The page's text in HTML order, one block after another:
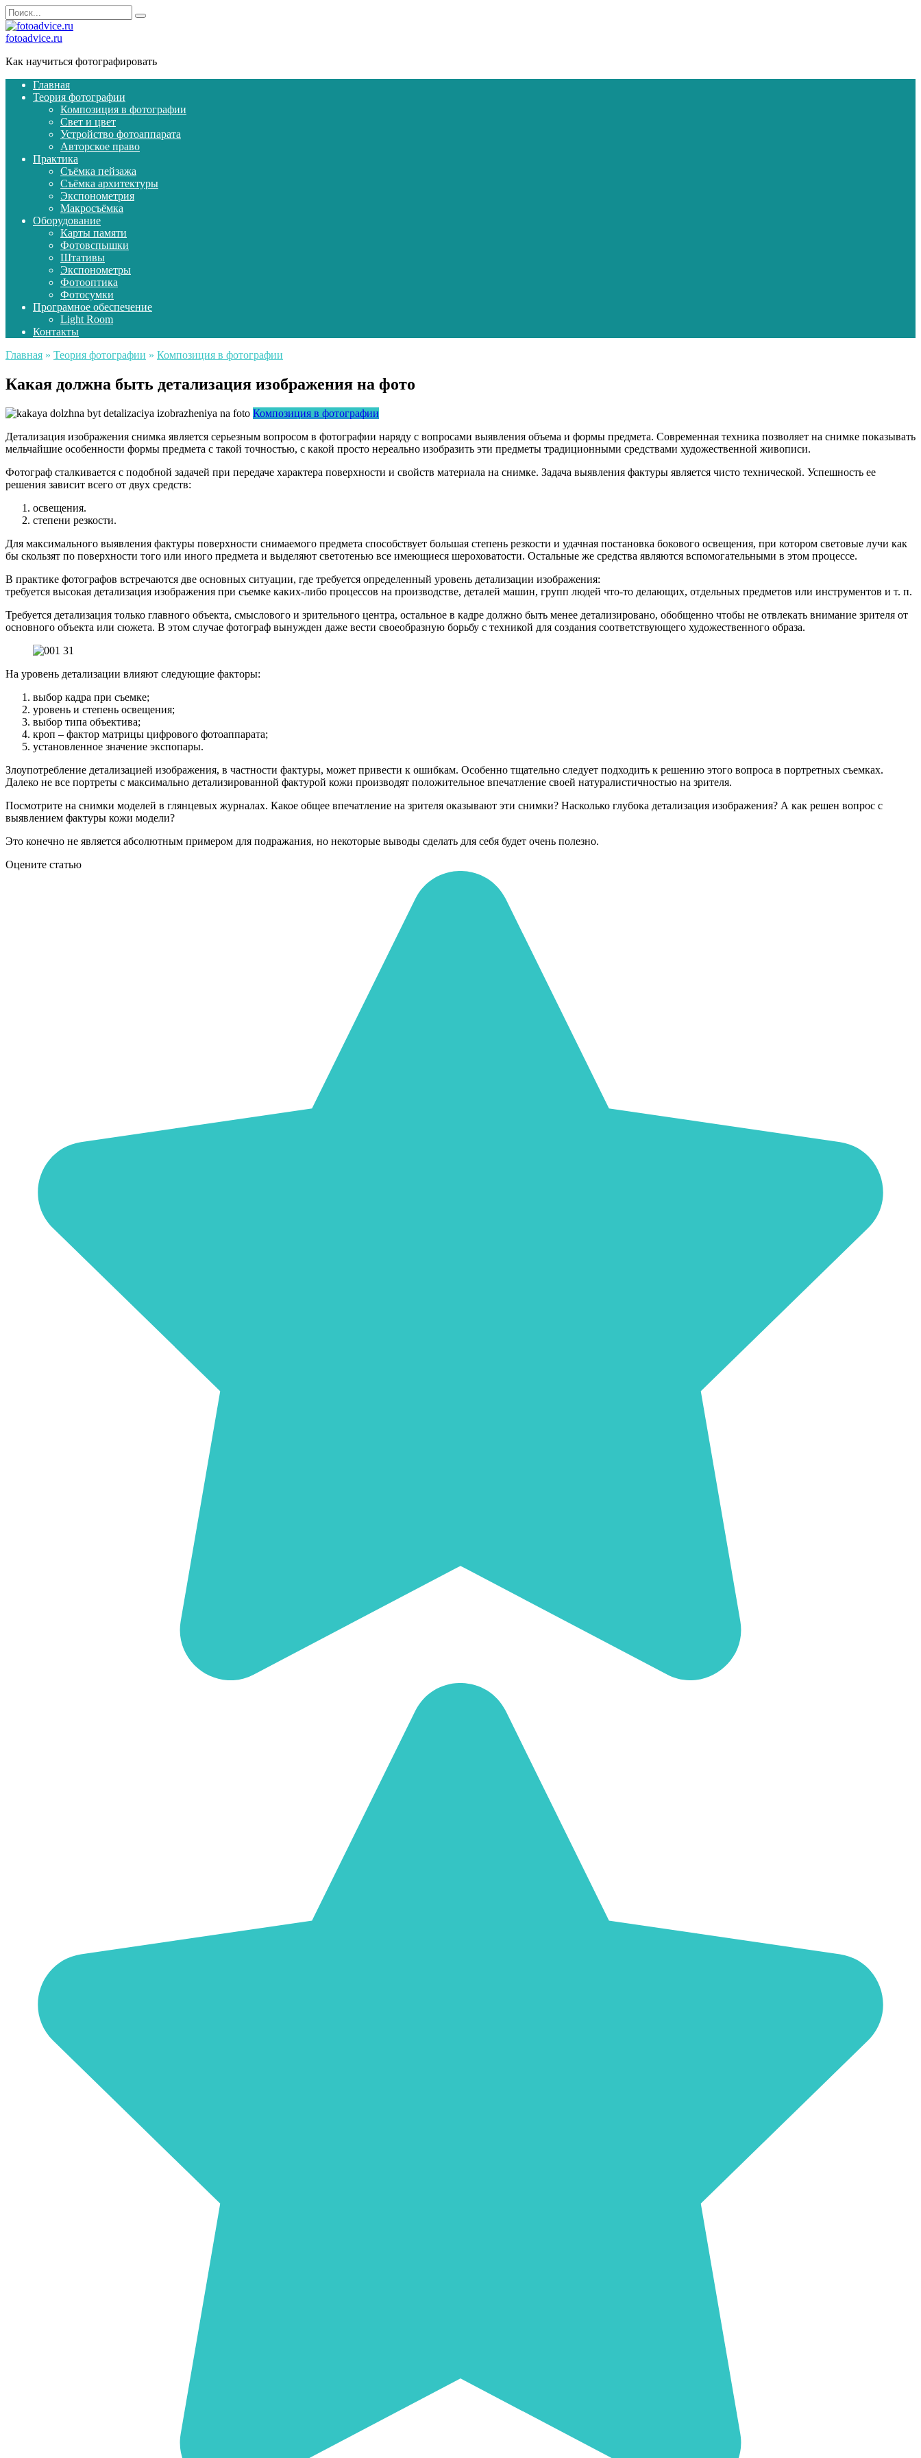
Перейти
к
содержанию
Search
for:
fotoadvice.ru
Как научиться фотографировать
Главная
Теория фотографии
Композиция в фотографии
Свет и цвет
Устройство фотоаппарата
Авторское право
Практика
Съёмка пейзажа
Съёмка архитектуры
Экспонометрия
Макросъёмка
Оборудование
Карты памяти
Фотовспышки
Штативы
Экспонометры
Фотооптика
Фотосумки
Програмное обеспечение
Light Room
Контакты
Главная » Теория фотографии » Композиция в фотографии
Какая должна быть детализация изображения на фото
Композиция в фотографии
Детализация изображения снимка является серьезным вопросом в фотографии наряду с вопросами выявления объема и формы предмета. Современная техника позволяет на снимке показывать
мельчайшие особенности формы предмета с такой точностью, с какой просто нереально изобразить эти предметы традиционными средствами художественной живописи.
Фотограф сталкивается с подобной задачей при передаче характера поверхности и свойств материала на снимке. Задача выявления фактуры является чисто технической. Успешность ее
решения зависит всего от двух средств:
освещения.
степени резкости.
Для максимального выявления фактуры поверхности снимаемого предмета способствует большая степень резкости и удачная постановка бокового освещения, при котором световые лучи как
бы скользят по поверхности того или иного предмета и выделяют светотенью все имеющиеся шероховатости. Остальные же средства являются вспомогательными в этом процессе.
В практике фотографов встречаются две основных ситуации, где требуется определенный уровень детализации изображения:
требуется высокая детализация изображения при съемке каких-либо процессов на производстве, деталей машин, групп людей что-то делающих, отдельных предметов или инструментов и т. п.
Требуется детализация только главного объекта, смыслового и зрительного центра, остальное в кадре должно быть менее детализировано, обобщенно чтобы не отвлекать внимание зрителя от
основного объекта или сюжета. В этом случае фотограф вынужден даже вести своеобразную борьбу с техникой для создания соответствующего художественного образа.
На уровень детализации влияют следующие факторы:
выбор кадра при съемке;
уровень и степень освещения;
выбор типа объектива;
кроп – фактор матрицы цифрового фотоаппарата;
установленное значение экспопары.
Злоупотребление детализацией изображения, в частности фактуры, может привести к ошибкам. Особенно тщательно следует подходить к решению этого вопроса в портретных съемках.
Далеко не все портреты с максимально детализированной фактурой кожи производят положительное впечатление своей натуралистичностью на зрителя.
Посмотрите на снимки моделей в глянцевых журналах. Какое общее впечатление на зрителя оказывают эти снимки? Насколько глубока детализация изображения? А как решен вопрос с
выявлением фактуры кожи модели?
Это конечно не является абсолютным примером для подражания, но некоторые выводы сделать для себя будет очень полезно.
Оцените статью